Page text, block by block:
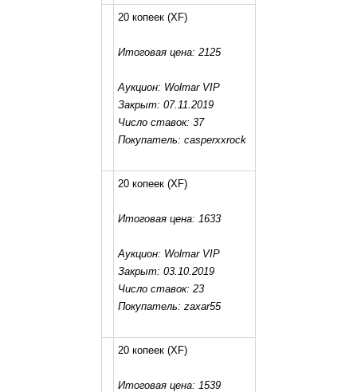
20 копеек (XF)
Итоговая цена: 2125
Аукцион: Wolmar VIP
Закрыт: 07.11.2019
Число ставок: 37
Покупатель: casperxxrock
20 копеек (XF)
Итоговая цена: 1633
Аукцион: Wolmar VIP
Закрыт: 03.10.2019
Число ставок: 23
Покупатель: zaxar55
20 копеек (XF)
Итоговая цена: 1539